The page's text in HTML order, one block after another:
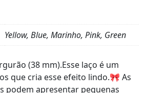
Yellow, Blue, Marinho, Pink, Green
(38 mm).Esse laço é um
que cria esse efeito lindo.🎀 As
podem apresentar pequenas